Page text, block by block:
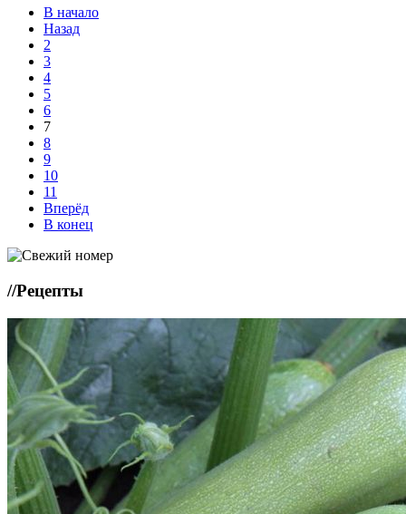
В начало
Назад
2
3
4
5
6
7
8
9
10
11
Вперёд
В конец
//Рецепты